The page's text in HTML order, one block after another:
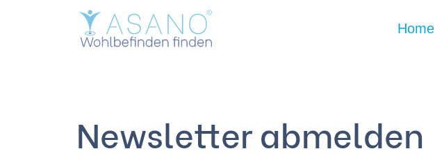
Home
Newsletter abmelden